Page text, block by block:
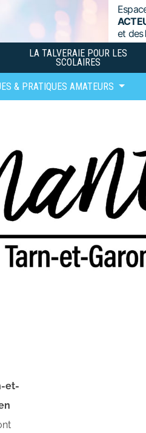
et des
LA TALVERAIE POUR LES
SCOLAIRES
& PRATIQUES AMATEURS
et-